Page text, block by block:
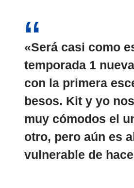
«Será casi como
temporada 1
con la primera
besos. Kit y yo
muy cómodos el
otro, pero aún es
vulnerable de